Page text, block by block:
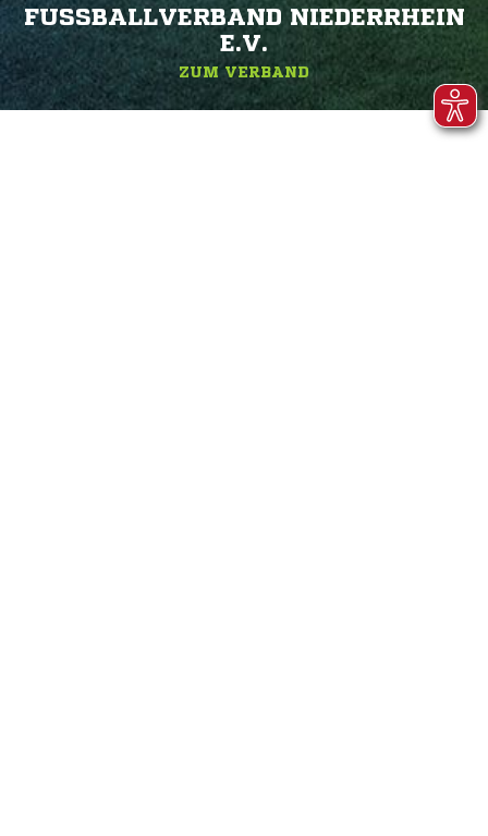
FUSSBALLVERBAND NIEDERRHEIN E
.V.
ZUM VERBAND